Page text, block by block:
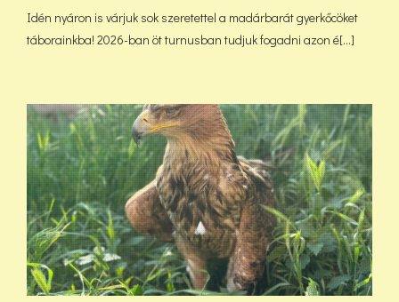
Idén nyáron is várjuk sok szeretettel a madárbarát gyerkőcöket
táborainkba! 2026-ban öt turnusban tudjuk fogadni azon é[...]